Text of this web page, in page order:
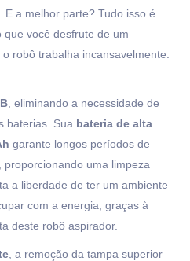
a melhor parte? Tudo isso é
que você desfrute de um
robô trabalha incansavelmente.
, eliminando a necessidade de
baterias. Sua bateria de alta
garante longos períodos de
uma limpeza
a liberdade de ter um ambiente
com a energia, graças à
deste robô aspirador.
, a remoção da tampa superior